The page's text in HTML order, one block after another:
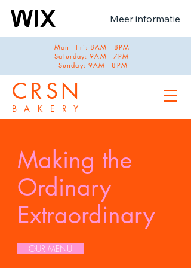
Meer informatie